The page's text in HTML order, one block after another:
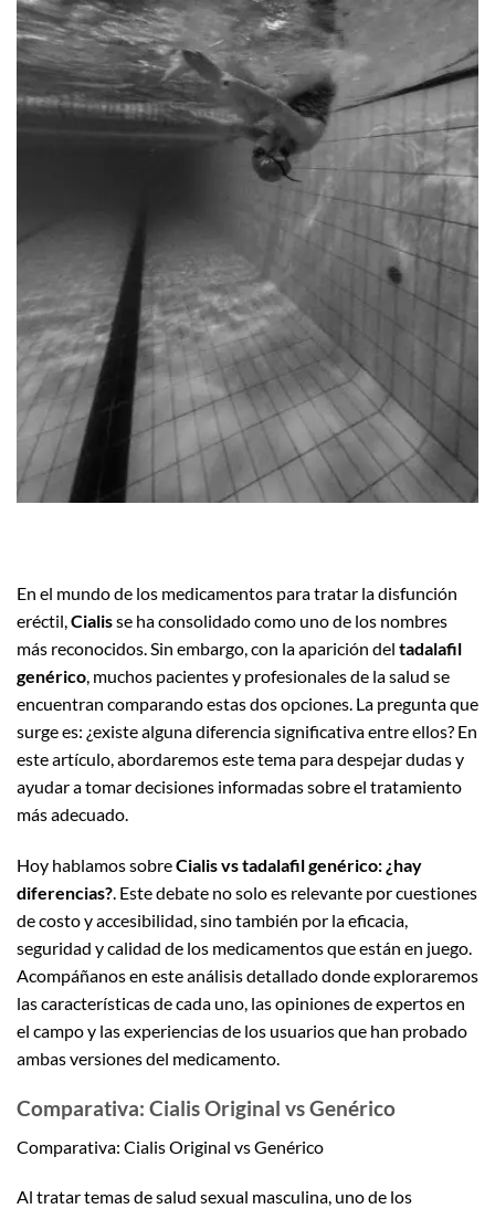
En el mundo de los medicamentos para tratar la disfunción
eréctil,Cialisse ha consolidado como uno de los nombres
más reconocidos. Sin embargo, con la aparición del tadalafil
genérico, muchos pacientes y profesionales de la salud se
encuentran comparando estas dos opciones. La pregunta que
surge es: ¿existe alguna diferencia significativa entre ellos? En
este artículo, abordaremos este tema para despejar dudas y
ayudar a tomar decisiones informadas sobre el tratamiento
más adecuado.
Hoy hablamos sobreCialis vs tadalafil genérico: ¿hay
diferencias?. Este debate no solo es relevante por cuestiones
de costo y accesibilidad, sino también por la eficacia,
seguridad y calidad de los medicamentos que están en juego.
Acompáñanos en este análisis detallado donde exploraremos
las características de cada uno, las opiniones de expertos en
el campo y las experiencias de los usuarios que han probado
ambas versiones del medicamento.
Comparativa: Cialis Original vs Genérico
Comparativa: Cialis Original vs Genérico
Al tratar temas de salud sexual masculina, uno de los